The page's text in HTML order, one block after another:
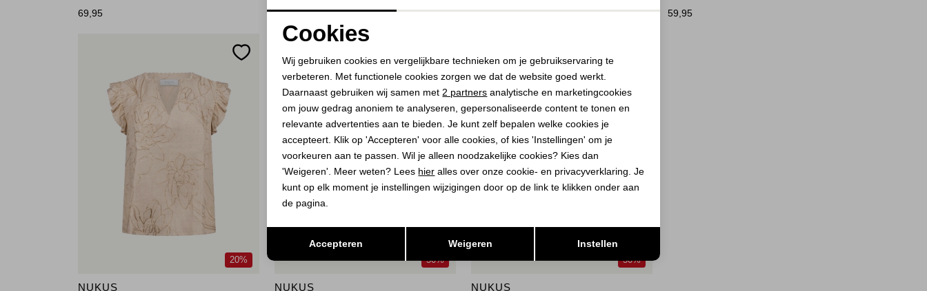
69,95 59,95 59,95 59,95
20%
NUKUS
50%
NUKUS
50%
NUKUS
Analytische cookies Marketing cookies
Cookies
Wij gebruiken cookies en vergelijkbare technieken om je gebruikservaring te
verbeteren. Met functionele cookies zorgen we dat de website goed werkt.
Daarnaast gebruiken wij samen met 2 partners analytische en marketingcookies
om jouw gedrag anoniem te analyseren, gepersonaliseerde content te tonen en
relevante advertenties aan te bieden. Je kunt zelf bepalen welke cookies je
accepteert. Klik op 'Accepteren' voor alle cookies, of kies 'Instellingen' om je
voorkeuren aan te passen. Wil je alleen noodzakelijke cookies? Kies dan
'Weigeren'. Meer weten? Lees hier alles over onze cookie- en privacyverklaring. Je
kunt op elk moment je instellingen wijzigingen door op de link te klikken onder aan
de pagina.
Accepteren Weigeren Instellen